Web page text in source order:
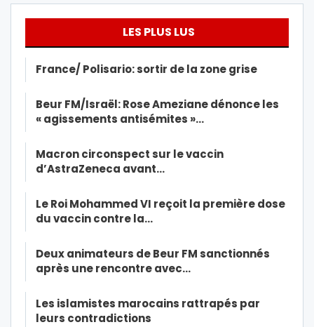
LES PLUS LUS
France/ Polisario: sortir de la zone grise
Beur FM/Israël: Rose Ameziane dénonce les
« agissements antisémites »…
Macron circonspect sur le vaccin
d’AstraZeneca avant…
Le Roi Mohammed VI reçoit la première dose
du vaccin contre la…
Deux animateurs de Beur FM sanctionnés
après une rencontre avec…
Les islamistes marocains rattrapés par
leurs contradictions